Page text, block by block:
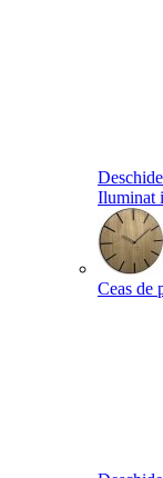
Iluminat
Ceas de